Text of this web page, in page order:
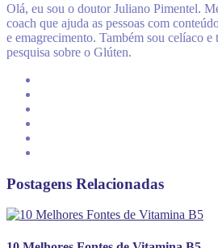
Olá, eu sou o doutor Juliano Pimentel.
coach que ajuda as pessoas com
e emagrecimento. Também sou celíaco e
pesquisa sobre o Glúten.
Postagens Relacionadas